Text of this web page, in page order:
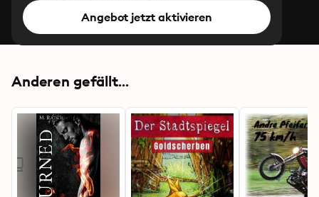
Angebot jetzt aktivieren
Anderen gefällt...